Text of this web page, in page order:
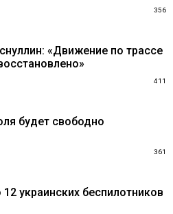
356
«Движение по трассе
411
будет свободно
361
украинских беспилотников